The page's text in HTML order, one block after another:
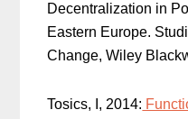
Decentralization in
Eastern Europe.
Change, Wiley
Tosics, I, 2014: